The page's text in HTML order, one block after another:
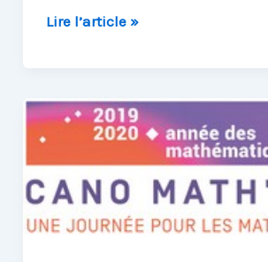
Les
M@ths
en-
vie
#2020
Lire l’article »